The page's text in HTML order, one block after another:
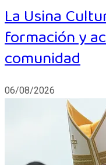
La Usina
formación y
comunidad
06/08/2026